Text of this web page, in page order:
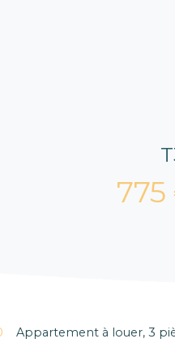
775
Appartement à louer, 3